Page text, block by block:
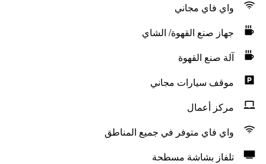
واي فاي مجاني
جهاز صنع القهوة/ الشاي
آلة صنع القهوة
موقف سيارات مجاني
مركز أعمال
واي فاي متوفر في جميع المناطق
تلفاز بشاشة مسطحة